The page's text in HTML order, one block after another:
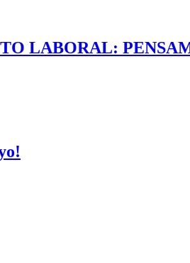
LABORAL: